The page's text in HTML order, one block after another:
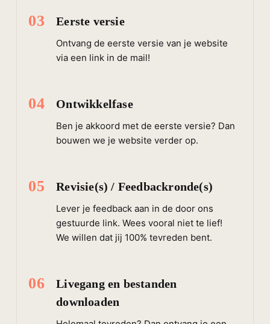
03 Eerste versie
Ontvang de eerste versie van je website
via een link in de mail!
04 Ontwikkelfase
Ben je akkoord met de eerste versie? Dan
bouwen we je website verder op.
05 Revisie(s) / Feedbackronde(s)
Lever je feedback aan in de door ons
gestuurde link. Wees vooral niet te lief!
We willen dat jij 100% tevreden bent.
06
Livegang en bestanden
downloaden